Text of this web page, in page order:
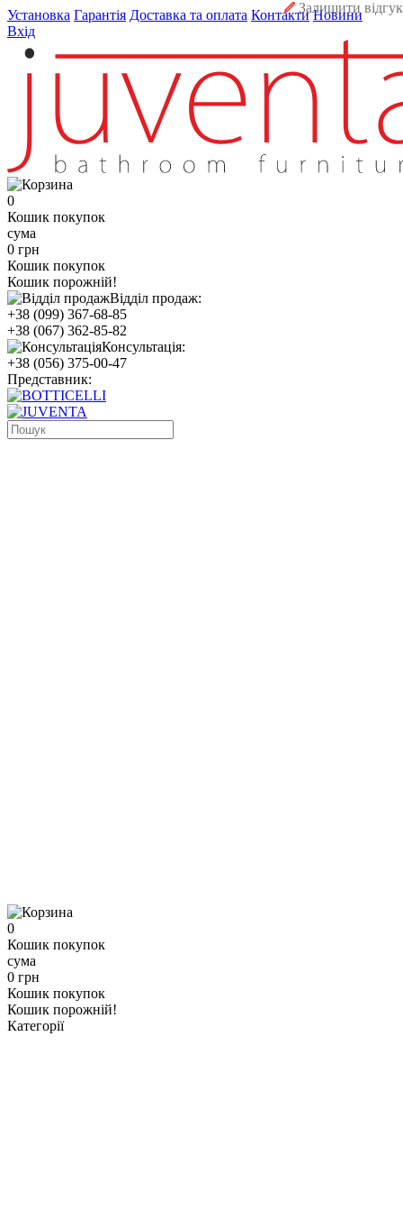
Установка Гарантія Доставка та оплата Контакти Новини
Вхід
0
Кошик покупок
сума
0 грн
Кошик покупок
Кошик порожній!
Відділ продаж:
+38 (099) 367-68-85
+38 (067) 362-85-82
Консультація:
+38 (056) 375-00-47
Представник:
0
Кошик покупок
сума
0 грн
Кошик покупок
Кошик порожній!
Категорії
Залишити відгук